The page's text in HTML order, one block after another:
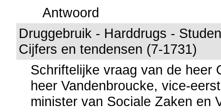
Antwoord
Druggebruik - Harddrugs -
Cijfers en tendensen (7-1731)
Schriftelijke vraag van de heer
heer Vandenbroucke, vice-
minister van Sociale Zaken en